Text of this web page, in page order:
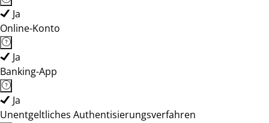
Ja
Online-Konto
Ja
Banking-App
Ja
Unentgeltliches Authentisierungsverfahren